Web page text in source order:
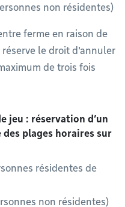
non résidentes)
ferme en raison de
réserve le droit d'annuler
de trois fois
jeu : réservation d’un
plages horaires sur
résidentes de
non résidentes)